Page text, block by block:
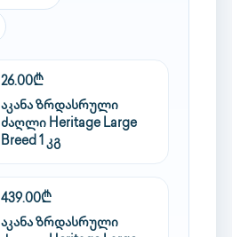
26.00₾
აკანა ზრდასრული
ძაღლი Heritage Large
Breed 1 კგ
439.00₾
აკანა ზრდასრული